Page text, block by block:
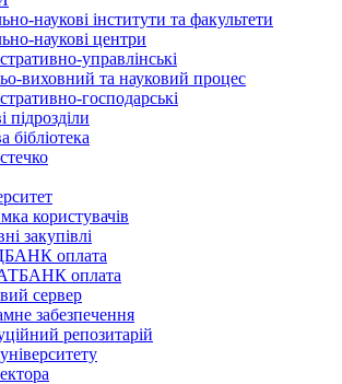
наукові інститути та факультети
наукові центри
управлінські
виховний та науковий процес
господарські
підрозділи
бібліотека
користувачів
закупівлі
оплата
оплата
сервер
забезпечення
репозитарій